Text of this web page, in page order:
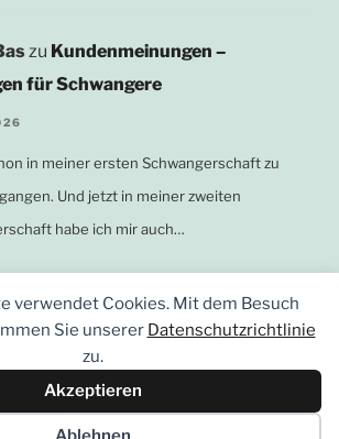
verwendet Cookies. Mit dem Besuch
Sie unserer Datenschutzrichtlinie
zu.
Akzeptieren
zu Kundenmeinungen –
für Schwangere
in meiner ersten Schwangerschaft zu
Und jetzt in meiner zweiten
habe ich mir auch…
Facebook